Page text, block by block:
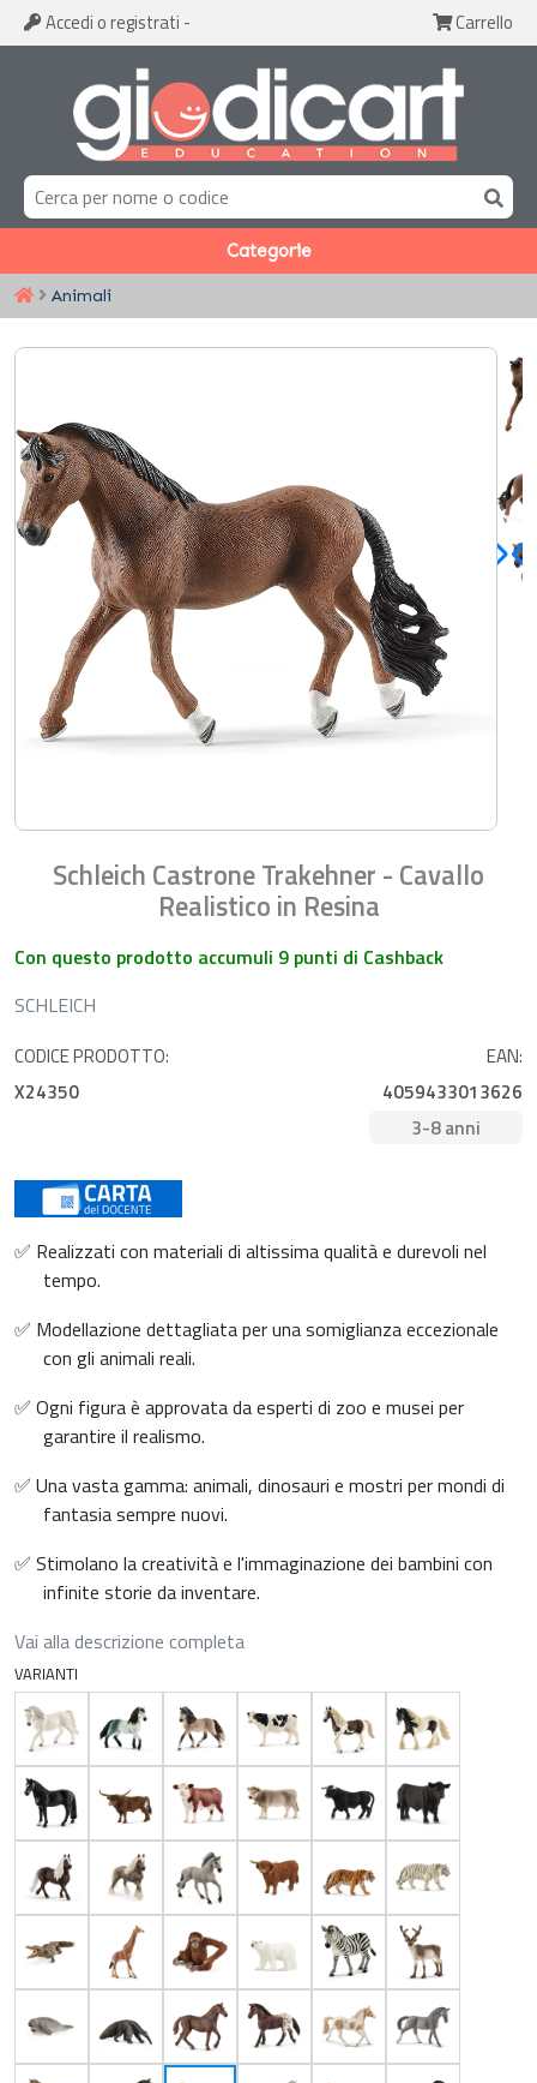
Accedi o registrati - Carrello
Categorie
Animali
Schleich Castrone Trakehner - Cavallo
Realistico in Resina
Con questo prodotto accumuli 9 punti di Cashback
SCHLEICH
CODICE PRODOTTO:
X24350
EAN:
4059433013626
3-8 anni
✅ Realizzati con materiali di altissima qualità e durevoli nel
tempo.
✅ Modellazione dettagliata per una somiglianza eccezionale
con gli animali reali.
✅ Ogni figura è approvata da esperti di zoo e musei per
garantire il realismo.
✅ Una vasta gamma: animali, dinosauri e mostri per mondi di
fantasia sempre nuovi.
✅ Stimolano la creatività e l'immaginazione dei bambini con
infinite storie da inventare.
Vai alla descrizione completa
VARIANTI